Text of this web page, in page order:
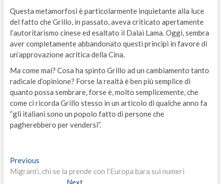
Questa metamorfosi è particolarmente inquietante alla luce
del fatto che Grillo, in passato, aveva criticato apertamente
l’autoritarismo cinese ed esaltato il Dalai Lama. Oggi, sembra
aver completamente abbandonato questi principi in favore di
un’approvazione acritica della Cina.
Ma come mai? Cosa ha spinto Grillo ad un cambiamento tanto
radicale d’opinione? Forse la realtà è ben più semplice di
quanto possa sembrare, forse è, molto semplicemente, che
come ci ricorda Grillo stesso in un articolo di qualche anno fa
“gli italiani sono un popolo fatto di persone che
pagherebbero per vendersi”.
Navigazione
articoli
PreviousPrevious
post:
Migranti, chi se la prende con l’Europa bara sui numeri
NextNext